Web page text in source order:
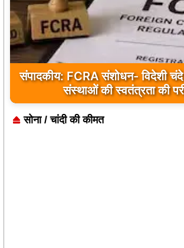
संपादकीय: FCRA संशोधन- विदेशी चंदे
संस्थाओं की स्वतंत्रता की
सोना / चांदी की कीमत